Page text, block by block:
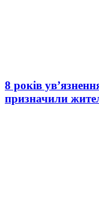
8 років
призначили